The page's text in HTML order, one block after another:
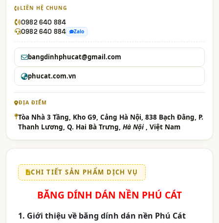
LIÊN HỆ CHUNG
0982 640 884
0982 640 884
Zalo
bangdinhphucat@gmail.com
phucat.com.vn
ĐỊA ĐIỂM
Tòa Nhà 3 Tầng, Kho G9, Cảng Hà Nội, 838 Bạch Đằng, P.
Thanh Lương, Q. Hai Bà Trưng, Hà Nội , Việt Nam
CHI TIẾT SẢN PHẨM DỊCH VỤ
BĂNG DÍNH DÁN NỀN PHÚ CÁT
1. Giới thiệu về băng dính dán nền Phú Cát